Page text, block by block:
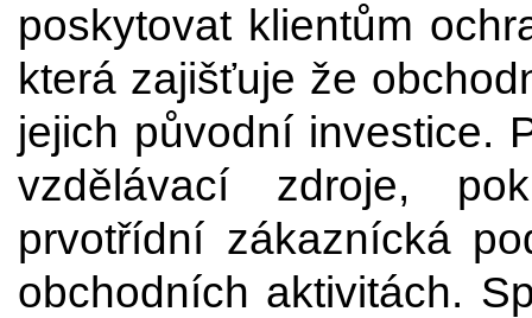
poskytovat klientům
která zajišťuje že
jejich původní investice.
vzdělávací zdroje,
prvotřídní zákaznícká
obchodních aktivitách.